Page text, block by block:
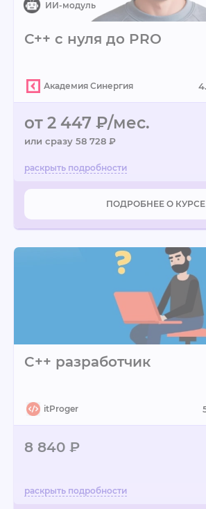
С++ с нуля до PRO
Академия Синергия
от 2 447 ₽/мес.
или сразу 58 728 ₽
ПОДРОБНЕЕ О КУРСЕ
C++ разработчик
itProger
8 840 ₽